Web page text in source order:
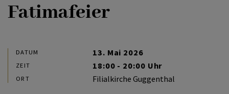
ARBEITSKREISE
Fatimafeier
DATUM 13. Mai 2026
ZEIT 18:00 - 20:00 Uhr
ORT Filialkirche Guggenthal